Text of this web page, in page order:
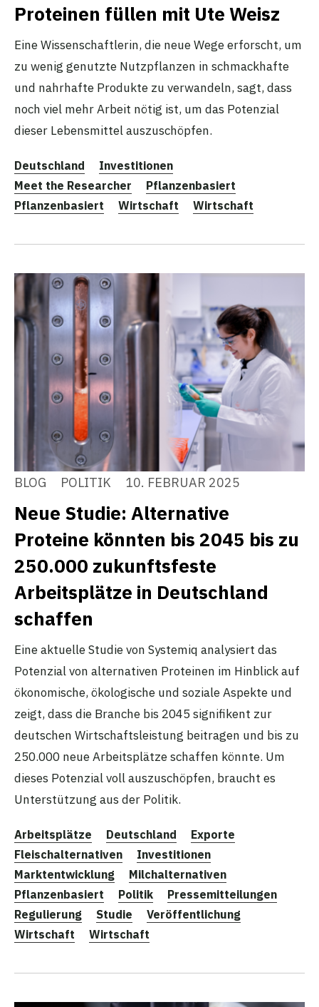
Proteinen füllen mit Ute Weisz
Eine Wissenschaftlerin, die neue Wege erforscht, um
zu wenig genutzte Nutzpflanzen in schmackhafte
und nahrhafte Produkte zu verwandeln, sagt, dass
noch viel mehr Arbeit nötig ist, um das Potenzial
dieser Lebensmittel auszuschöpfen.
Deutschland
Investitionen
Meet the Researcher
Pflanzenbasiert
Pflanzenbasiert
Wirtschaft Wirtschaft
BLOG POLITIK 10. FEBRUAR 2025
Neue Studie: Alternative
Proteine könnten bis 2045 bis zu
250.000 zukunftsfeste
Arbeitsplätze in Deutschland
schaffen
Eine aktuelle Studie von Systemiq analysiert das
Potenzial von alternativen Proteinen im Hinblick auf
ökonomische, ökologische und soziale Aspekte und
zeigt, dass die Branche bis 2045 signifikent zur
deutschen Wirtschaftsleistung beitragen und bis zu
250.000 neue Arbeitsplätze schaffen könnte. Um
dieses Potenzial voll auszuschöpfen, braucht es
Unterstützung aus der Politik.
Arbeitsplätze Deutschland
Exporte
Fleischalternativen
Investitionen
Marktentwicklung
Milchalternativen
Pflanzenbasiert
Politik
Pressemitteilungen
Regulierung
Studie
Veröffentlichung
Wirtschaft
Wirtschaft